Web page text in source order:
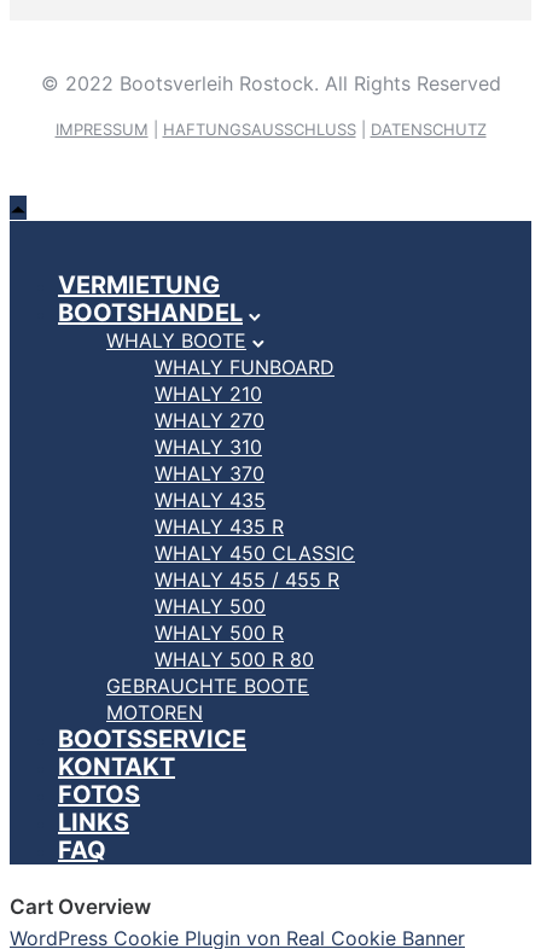
© 2022 Bootsverleih Rostock. All Rights Reserved
IMPRESSUM HAFTUNGSAUSSCHLUSS| DATENSCHUTZ
VERMIETUNG
BOOTSHANDEL
WHALY BOOTE
WHALY FUNBOARD
WHALY 210
WHALY 270
WHALY 310
WHALY 370
WHALY 435
WHALY 435 R
WHALY 450 CLASSIC
WHALY 455 / 455 R
WHALY 500
WHALY 500 R
WHALY 500 R 80
GEBRAUCHTE BOOTE
MOTOREN
BOOTSSERVICE
KONTAKT
FOTOS
LINKS
FAQ
Cart Overview
WordPress Cookie Plugin von Real Cookie Banner